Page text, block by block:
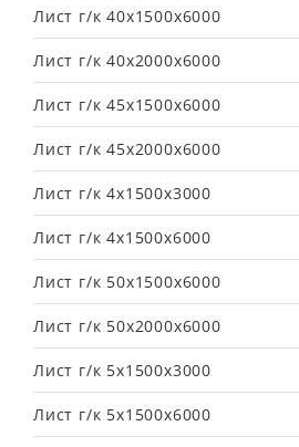
Лист г/к 40х1500х6000
Лист г/к 40х2000х6000
Лист г/к 45х1500х6000
Лист г/к 45х2000х6000
Лист г/к 4х1500х3000
Лист г/к 4х1500х6000
Лист г/к 50х1500х6000
Лист г/к 50х2000х6000
Лист г/к 5х1500х3000
Лист г/к 5х1500х6000